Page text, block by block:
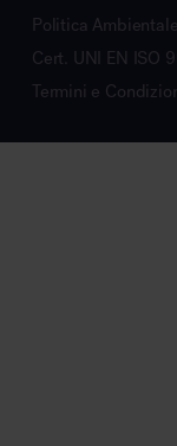
Politica Ambientale
Cert. UNI EN ISO
Termini e